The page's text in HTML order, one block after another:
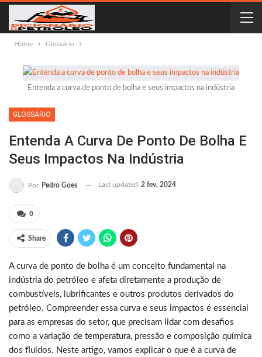
Home Glossário
Entenda a curva de ponto de bolha e seus impactos na indústria
GLOSSÁRIO
Entenda A Curva De Ponto De Bolha E
Seus Impactos Na Indústria
Por Pedro Goes Last updated 2 fev, 2024
0
Share
A curva de ponto de bolha é um conceito fundamental na
indústria do petróleo e afeta diretamente a produção de
combustíveis, lubrificantes e outros produtos derivados do
petróleo. Compreender essa curva e seus impactos é essencial
para as empresas do setor, que precisam lidar com desafios
como a variação de temperatura, pressão e composição química
dos fluidos. Neste artigo, vamos explicar o que é a curva de